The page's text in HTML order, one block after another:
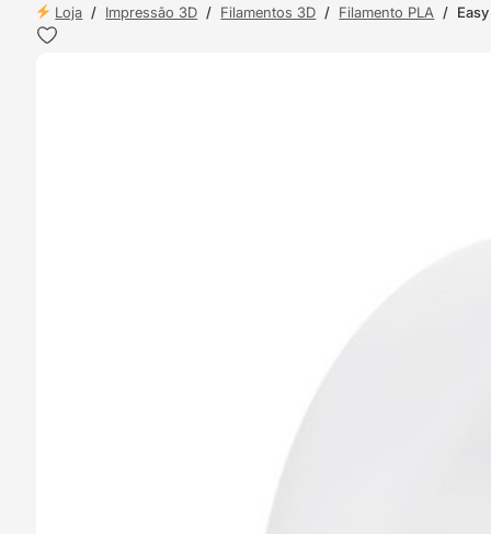
Loja / Impressão 3D / Filamentos 3D / Filamento PLA /